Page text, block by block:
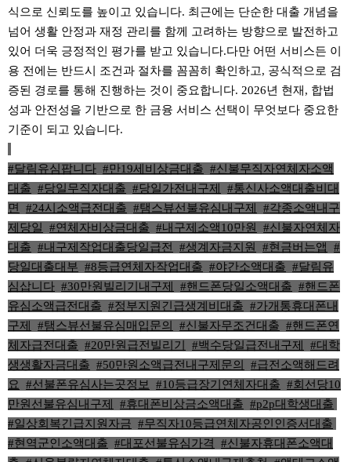
식으로 신뢰도를 높이고 있습니다. 최근에는 단순한 대출 개념을
넘어 생활 안정과 재정 관리를 함께 고려하는 방향으로 발전하고
있어 더욱 긍정적인 평가를 받고 있습니다.다만 어떤 서비스든 이
용 전에는 반드시 조건과 절차를 꼼꼼히 확인하고, 공식적으로 검
증된 경로를 통해 진행하는 것이 중요합니다. 2026년 현재, 합법
성과 안전성을 기반으로 한 금융 서비스 선택이 무엇보다 중요한
기준이 되고 있습니다.
#달림유심팝니다 #만19세비상금대출 #신불무직자연체자소액
대출 #당일무직자대출 #당일가전내구제
#통신사소액대출비대
면
#24시소액급전대출 #탬스뷰선불유심내구제
#각종소액내구
제당일
#연체자비상금대출 #내구제소액10만원
#신불자연체자
대출 #내구제작업대출당일급전 #생계자금지원 #현금버는앱
#
당일대출대부 #8등급연체자작업대출 #야간소액대출 #달림유
심삽니다 #30만원빌리기내구제 #핸드폰당일소액대출 #핸드폰
유심소액급전대출 #정부지원긴급생계비대출 #가개통휴대폰내
구제
#탬스뷰선불유심매입문의 #신불자무조건대출 #핸드폰연
체자급전대출 #20만원급전빌리기 #백수당일급전내구제
#대학
생생활자금대출 #50만원소액급전내구제문의
#급전소액해드려
요
#선불폰유심사는곳정보 #10등급장기연체자대출 #회선당10
만원선불유심내구제
#휴대폰비상금소액대출 #p2p대학생대출
#일상회복긴급지원자금 #무직자10등급연체자공인인증서대출
#현역군인소액대출 #대포선불유심가격
#신불자휴대폰소액대